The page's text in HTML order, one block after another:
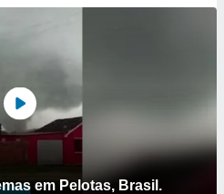
em Pelotas, Brasil.